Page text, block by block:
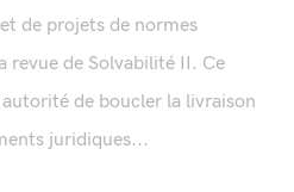
de projets de normes
revue de Solvabilité II. Ce
de boucler la livraison
juridiques...